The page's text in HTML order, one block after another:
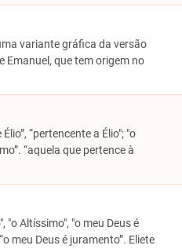
variante gráfica da versão
Emanuel, que tem origem no
“pertencente a Élio"; "o
“aquela que pertence à
"o Altíssimo", "o meu Deus é
meu Deus é juramento”. Eliete